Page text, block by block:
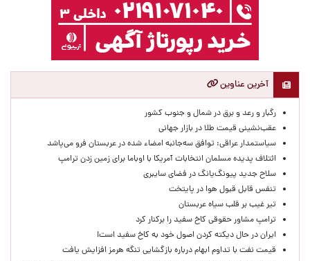
آخرین عناوین
رگبار و رعد و برق در شمال و جنوب کشور
عقب‌نشینی قیمت طلا در بازار جهانی
سیاستمدار عراقی: توافق سه‌جانبه امضاء شده در عربستان فرو می‌پاشد
ائتلاف پدیده مسلمان انتخابات آمریکا با اوباما برای زمین زدن ترامپ
سلاح جدید پیونگ‌یانگ در فضای سایبری
تنفس قابل قبول هوا در پایتخت
تیر غیب بر قلب سیاه عربستان
ترامپ مشاور حقوقی کاخ سفید را برکنار کرد
ایران در حال دیکته کردن اصول خود به کاخ سفید است!
قیمت نفت با تداوم ابهام درباره بازگشایی تنگه هرمز افزایش یافت